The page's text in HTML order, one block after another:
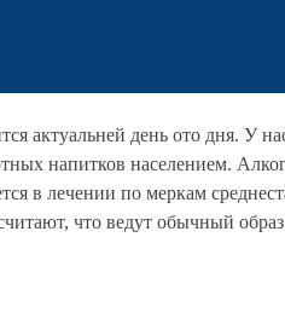
актуальней день ото дня. У
напитков населением.
в лечении по меркам
что ведут обычный